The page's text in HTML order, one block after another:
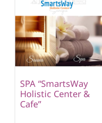
SPA “SmartsWay
Holistic Center &
Cafe”